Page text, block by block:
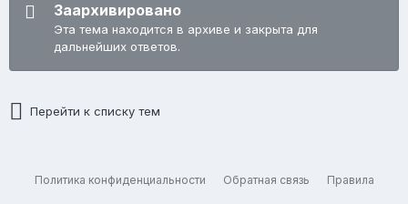
Заархивировано
Эта тема находится в архиве и закрыта для
дальнейших ответов.
Перейти к списку тем
Политика конфиденциальности Обратная связь Правила